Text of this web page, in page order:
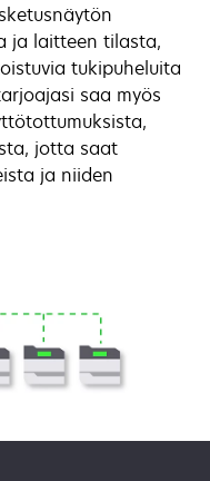
ja laitteen tilasta,
tukipuheluita
saa myös
jotta saat
ja niiden